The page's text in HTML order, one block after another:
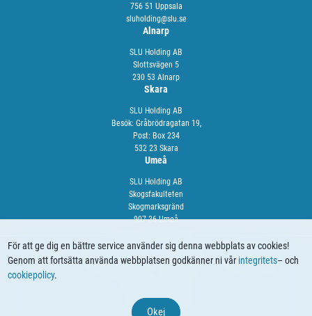
756 51 Uppsala
sluholding@slu.se
Alnarp
SLU Holding AB
Slottsvägen 5
230 53 Alnarp
Skara
SLU Holding AB
Besök: Gråbrödragatan 19,
Post: Box 234
532 23 Skara
Umeå
SLU Holding AB
Skogsfakulteten
Skogmarksgränd
907 36 Umeå
OM OSS VÅRA TJÄNSTER NYHETER KALENDARIUM
© 2024 SLU Holding
För att ge dig en bättre service använder sig denna webbplats av cookies!
Genom att fortsätta använda webbplatsen godkänner ni vår integritets– och
cookiepolicy.
Okej